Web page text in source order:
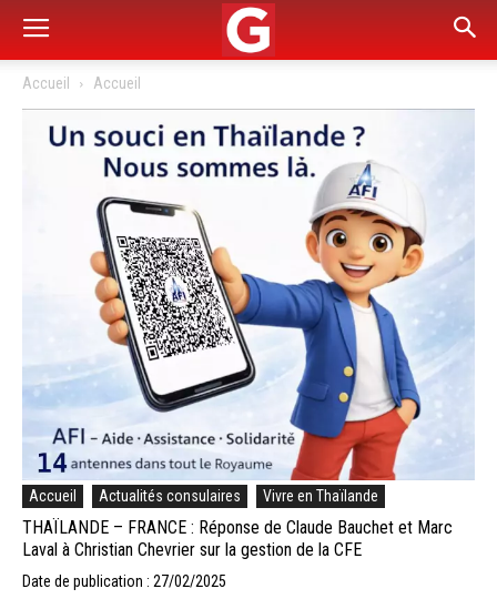
Accueil Accueil
Accueil Actualités consulaires Vivre en Thaïlande
THAÏLANDE – FRANCE : Réponse de Claude Bauchet et Marc
Laval à Christian Chevrier sur la gestion de la CFE
Date de publication : 27/02/2025